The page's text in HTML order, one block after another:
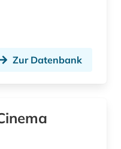
Zur Datenbank